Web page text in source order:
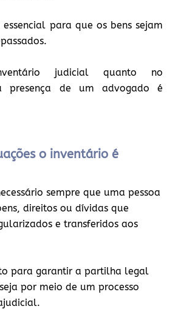
essencial para que os bens sejam
judicial quanto no
presença de um advogado é
o inventário é
sempre que uma pessoa
direitos ou dívidas que
e transferidos aos
para garantir a partilha legal
por meio de um processo